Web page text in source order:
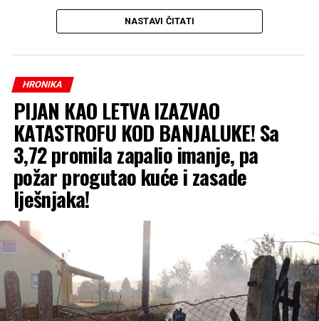
je naložio da se izvrši obdukcija beživotnog tijela koja će
Srpske, a naloženo je i preduzimanje mjera i radnji radi
utvrđivanja svih okolnosti događaja”, navode u
tužilaštvu.
NASTAVI ČITATI
HRONIKA
PIJAN KAO LETVA IZAZVAO
KATASTROFU KOD BANJALUKE! Sa
3,72 promila zapalio imanje, pa
požar progutao kuće i zasade
lješnjaka!